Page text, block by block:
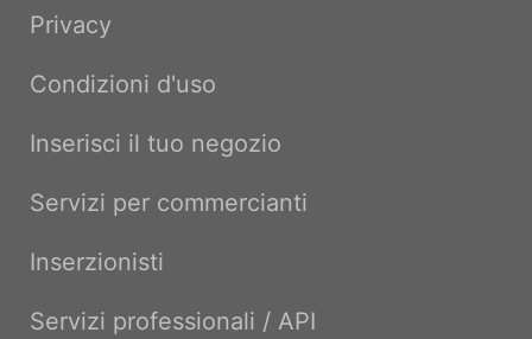
Privacy
Condizioni d'uso
Inserisci il tuo negozio
Servizi per commercianti
Inserzionisti
Servizi professionali / API